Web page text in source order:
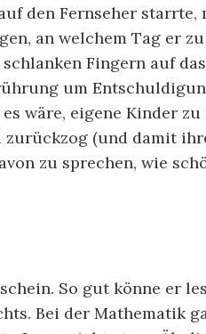
den Fernseher starrte,
an welchem Tag er
Fingern auf
um
wäre, eigene Kinder zu
zurückzog (und damit
zu sprechen, wie
So gut könne er
Bei der Mathematik